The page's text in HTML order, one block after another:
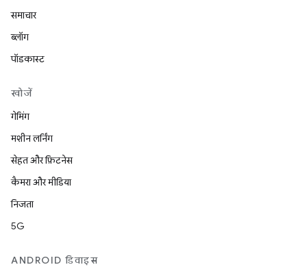
समाचार
ब्लॉग
पॉडकास्ट
खोजें
गेमिंग
मशीन लर्निंग
सेहत और फ़िटनेस
कैमरा और मीडिया
निजता
5G
ANDROID डिवाइस